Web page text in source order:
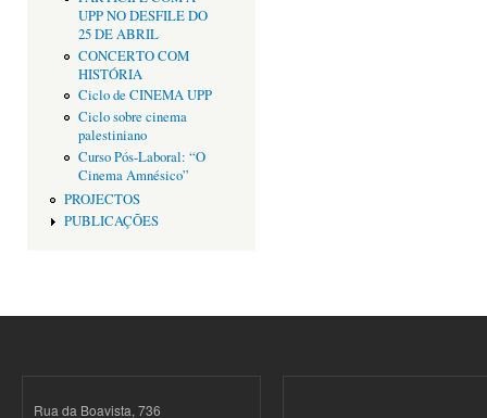
UPP NO DESFILE DO
25 DE ABRIL
CONCERTO COM
HISTÓRIA
Ciclo de CINEMA UPP
Ciclo sobre cinema
palestiniano
Curso Pós-Laboral: “O
Cinema Amnésico”
PROJECTOS
PUBLICAÇÕES
Rua da Boavista, 736